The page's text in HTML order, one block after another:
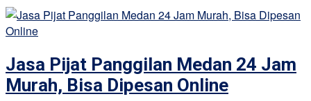
Jasa Pijat Panggilan Medan 24 Jam
Murah, Bisa Dipesan Online